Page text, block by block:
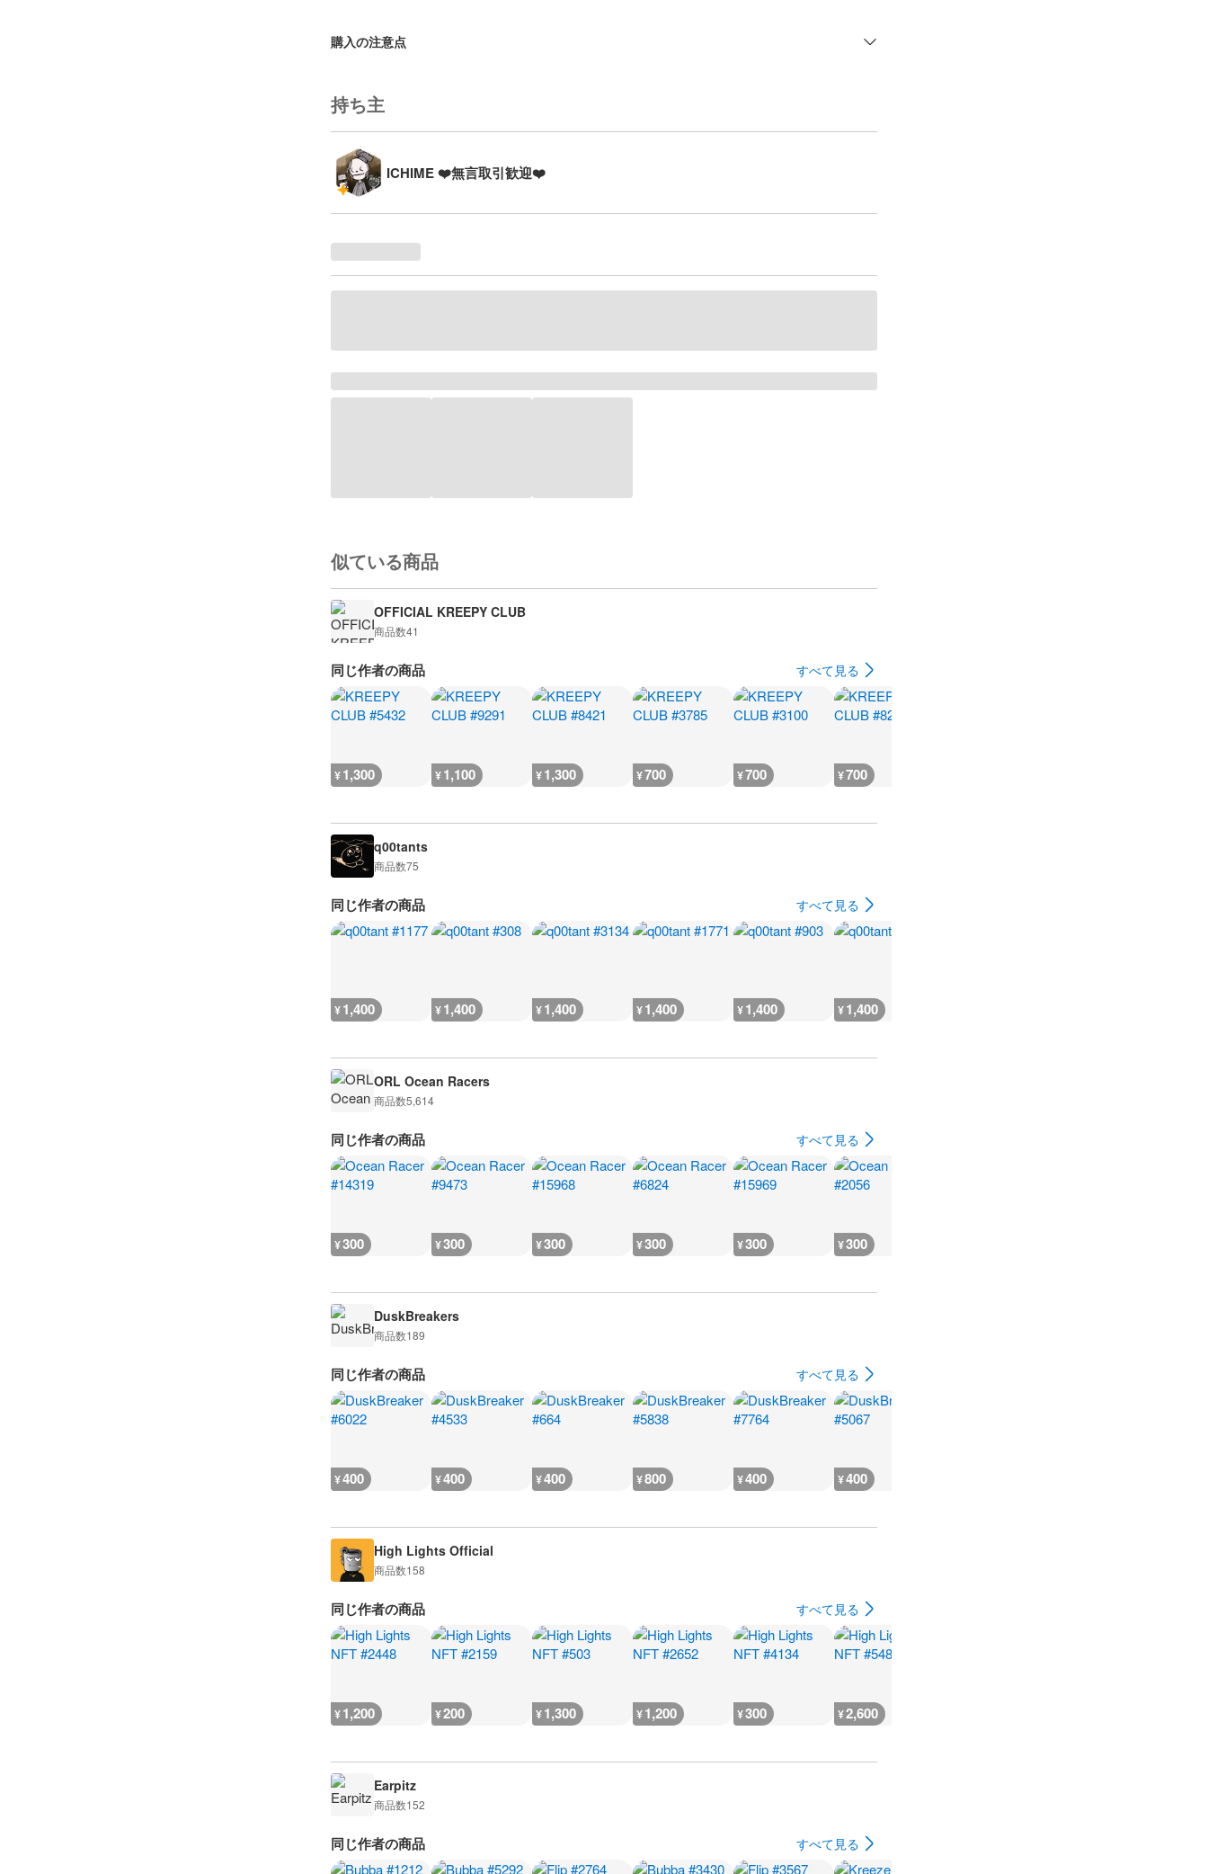
購入の注意点
持ち主
ICHIME ❤️無言取引歓迎❤️
似ている商品
OFFICIAL KREEPY CLUB
商品数41
同じ作者の商品 すべて見る
¥1,300 ¥1,100 ¥1,300 ¥700 ¥700 ¥700
q00tants
商品数75
同じ作者の商品 すべて見る
¥1,400 ¥1,400 ¥1,400 ¥1,400 ¥1,400 ¥1,400
ORL Ocean Racers
商品数5,614
同じ作者の商品 すべて見る
¥300 ¥300 ¥300 ¥300 ¥300 ¥300
DuskBreakers
商品数189
同じ作者の商品 すべて見る
¥400 ¥400 ¥400 ¥800 ¥400 ¥400
High Lights Official
商品数158
同じ作者の商品 すべて見る
¥1,200 ¥200 ¥1,300 ¥1,200 ¥300 ¥2,600
Earpitz
商品数152
同じ作者の商品 すべて見る